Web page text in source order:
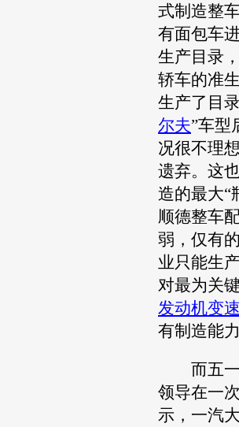
式制造整
有面包车
生产目录
轿车的准
生产了目
尔夫”车型
况很不理
遗弃。这
造的最大“
顺德整车
弱，仅有
业只能生
对最为关
发动机变
有制造能
而五一
领导在一
示， 一汽